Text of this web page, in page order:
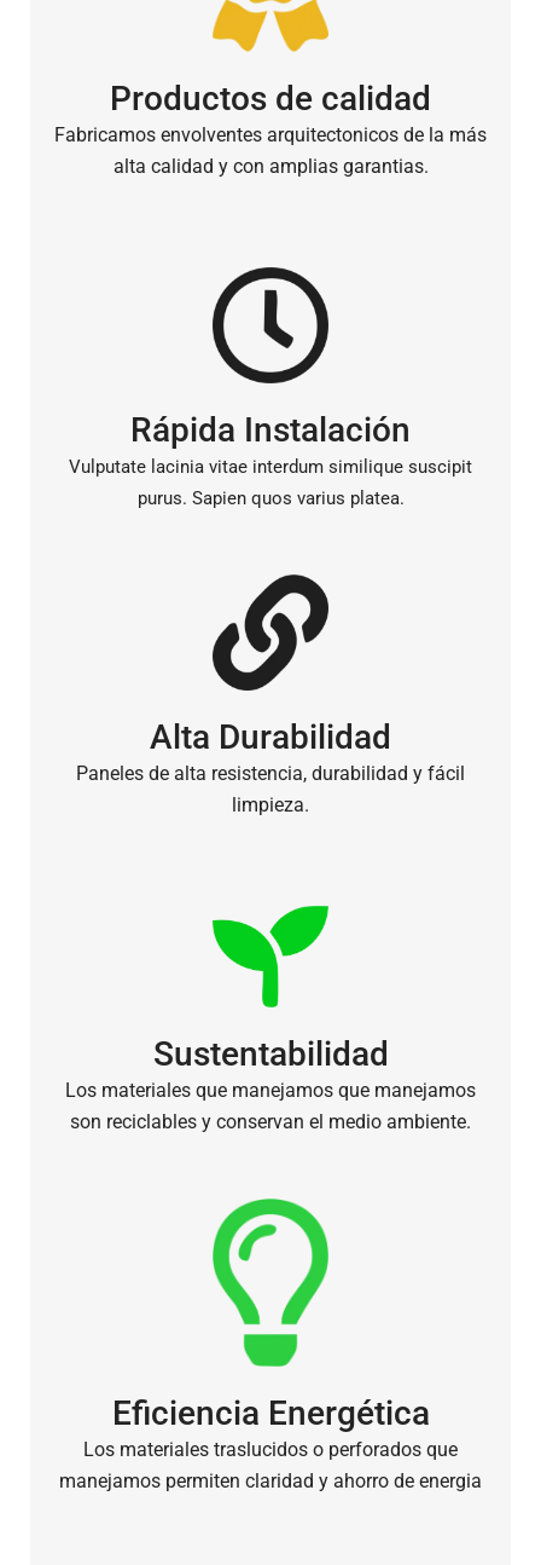
Productos de calidad
Fabricamos envolventes arquitectonicos de la más
alta calidad y con amplias garantias.
Rápida Instalación
Vulputate lacinia vitae interdum similique suscipit
purus. Sapien quos varius platea.
Alta Durabilidad
Paneles de alta resistencia, durabilidad y fácil
limpieza.
Sustentabilidad
Los materiales que manejamos que manejamos
son reciclables y conservan el medio ambiente.
Eficiencia Energética
Los materiales traslucidos o perforados que
manejamos permiten claridad y ahorro de energia